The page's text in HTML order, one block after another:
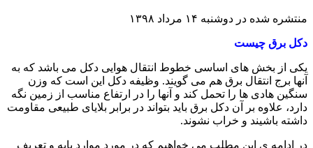
منتشره شده در دوشنبه ۱۴ مرداد ۱۳۹۸
دکل برق چیست
یکی از بخش های اساسی خطوط انتقال هوایی دکل می باشد که به
آنها برج انتقال برق هم می گویند. وظیفه دکل این است که وزن
سنگین هادی ها را تحمل کند و آنها را در ارتفاع مناسب از زمین نگه
دارد، علاوه بر آن دکل برق باید بتواند در برابر بلایای طبیعی مقاومت
داشته باشیند و خراب نشوند.
در ادامه ی این مطلب می خواهیم که در مورد موارد پایه و تعریف